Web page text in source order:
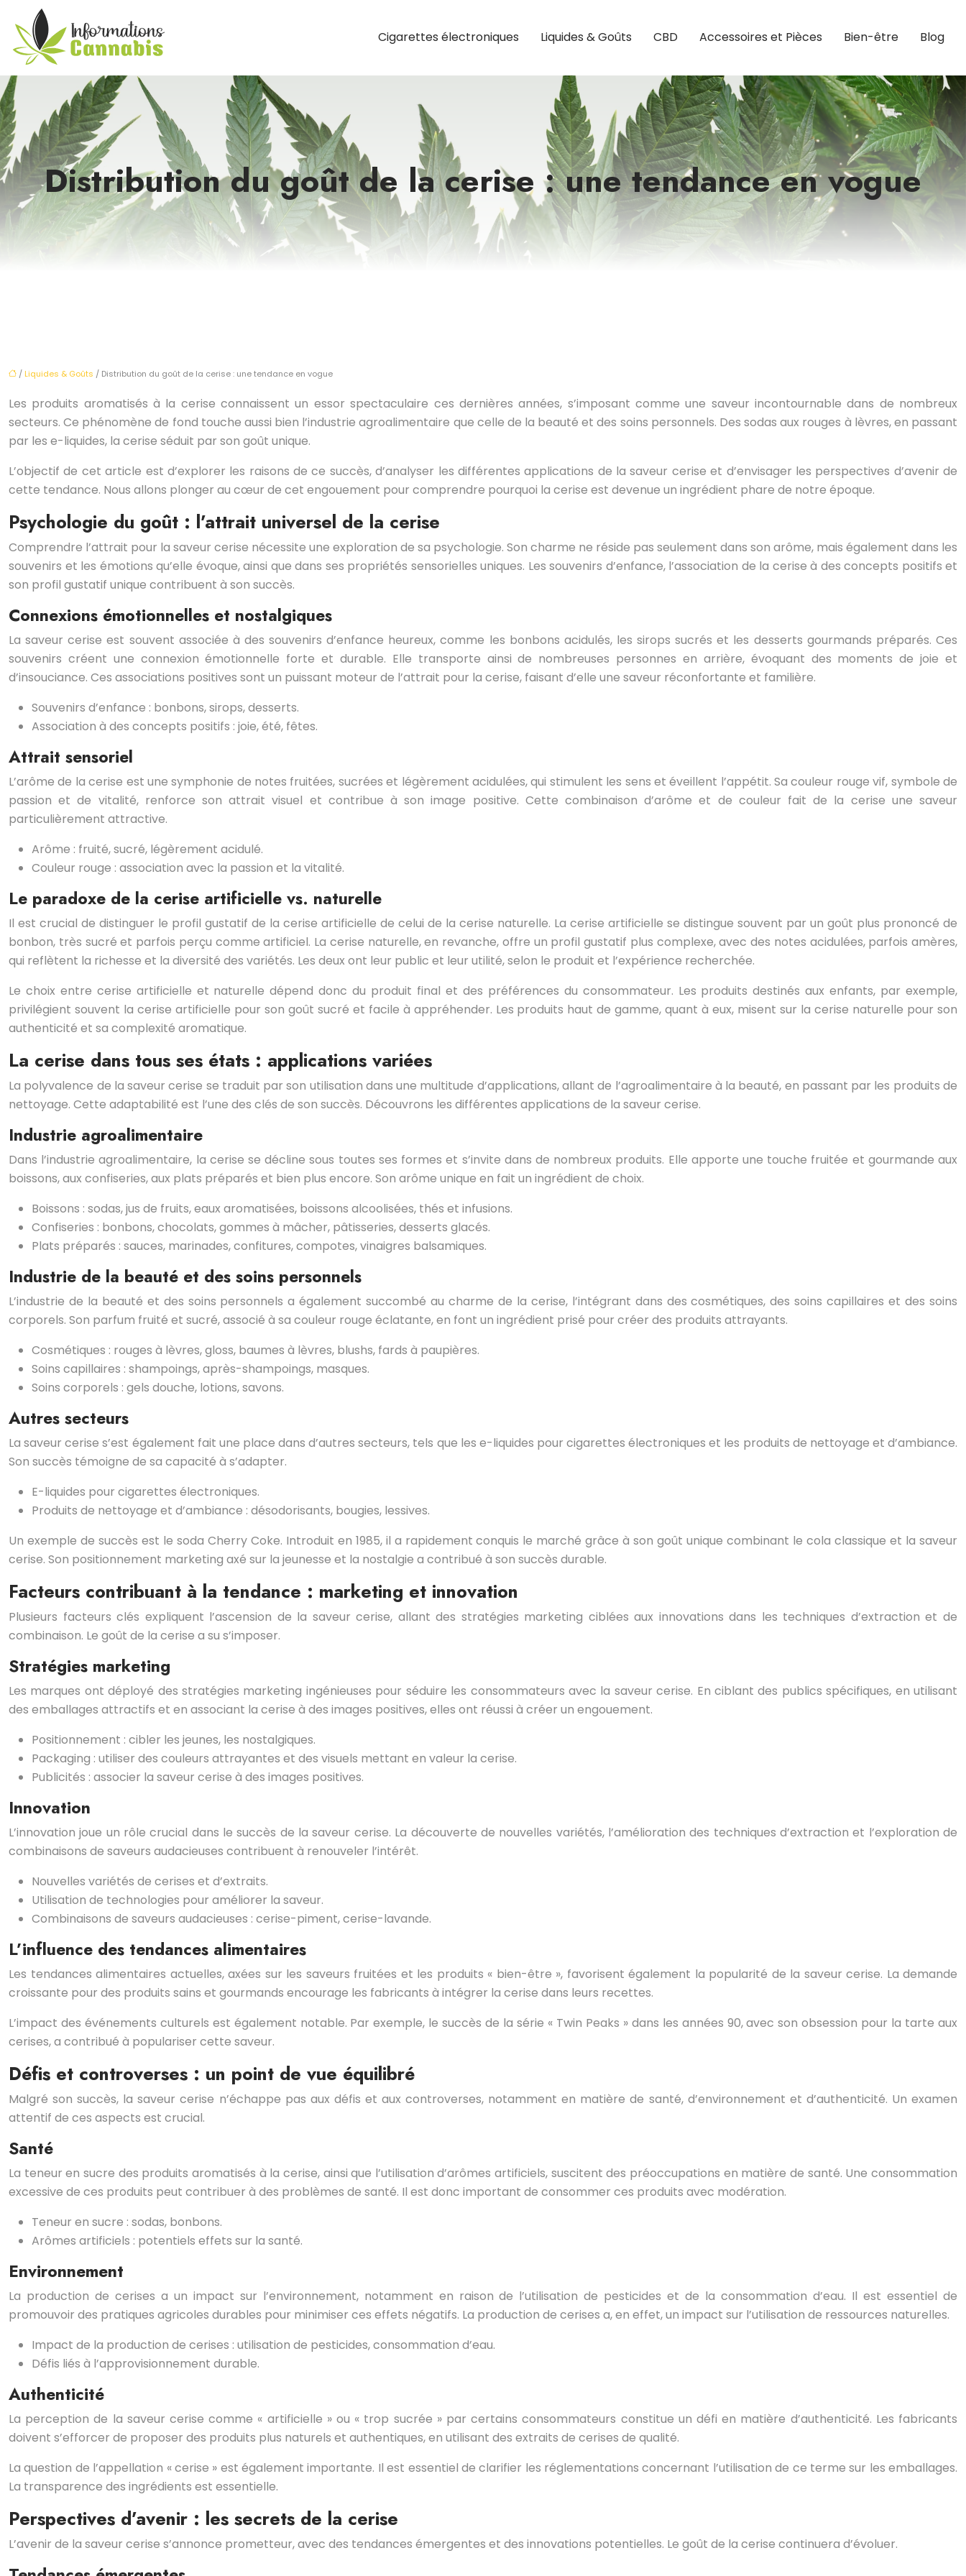
Cigarettes électroniques Liquides & Goûts CBD Accessoires et Pièces Bien-être Blog
Distribution du goût de la cerise : une tendance en vogue
/ Liquides & Goûts / Distribution du goût de la cerise : une tendance en vogue
Les produits aromatisés à la cerise connaissent un essor spectaculaire ces dernières années, s’imposant comme une saveur incontournable dans de nombreux
secteurs. Ce phénomène de fond touche aussi bien l’industrie agroalimentaire que celle de la beauté et des soins personnels. Des sodas aux rouges à lèvres, en passant
par les e-liquides, la cerise séduit par son goût unique.
L’objectif de cet article est d’explorer les raisons de ce succès, d’analyser les différentes applications de la saveur cerise et d’envisager les perspectives d’avenir de
cette tendance. Nous allons plonger au cœur de cet engouement pour comprendre pourquoi la cerise est devenue un ingrédient phare de notre époque.
Psychologie du goût : l’attrait universel de la cerise
Comprendre l’attrait pour la saveur cerise nécessite une exploration de sa psychologie. Son charme ne réside pas seulement dans son arôme, mais également dans les
souvenirs et les émotions qu’elle évoque, ainsi que dans ses propriétés sensorielles uniques. Les souvenirs d’enfance, l’association de la cerise à des concepts positifs et
son profil gustatif unique contribuent à son succès.
Connexions émotionnelles et nostalgiques
La saveur cerise est souvent associée à des souvenirs d’enfance heureux, comme les bonbons acidulés, les sirops sucrés et les desserts gourmands préparés. Ces
souvenirs créent une connexion émotionnelle forte et durable. Elle transporte ainsi de nombreuses personnes en arrière, évoquant des moments de joie et
d’insouciance. Ces associations positives sont un puissant moteur de l’attrait pour la cerise, faisant d’elle une saveur réconfortante et familière.
Souvenirs d’enfance : bonbons, sirops, desserts.
Association à des concepts positifs : joie, été, fêtes.
Attrait sensoriel
L’arôme de la cerise est une symphonie de notes fruitées, sucrées et légèrement acidulées, qui stimulent les sens et éveillent l’appétit. Sa couleur rouge vif, symbole de
passion et de vitalité, renforce son attrait visuel et contribue à son image positive. Cette combinaison d’arôme et de couleur fait de la cerise une saveur
particulièrement attractive.
Arôme : fruité, sucré, légèrement acidulé.
Couleur rouge : association avec la passion et la vitalité.
Le paradoxe de la cerise artificielle vs. naturelle
Il est crucial de distinguer le profil gustatif de la cerise artificielle de celui de la cerise naturelle. La cerise artificielle se distingue souvent par un goût plus prononcé de
bonbon, très sucré et parfois perçu comme artificiel. La cerise naturelle, en revanche, offre un profil gustatif plus complexe, avec des notes acidulées, parfois amères,
qui reflètent la richesse et la diversité des variétés. Les deux ont leur public et leur utilité, selon le produit et l’expérience recherchée.
Le choix entre cerise artificielle et naturelle dépend donc du produit final et des préférences du consommateur. Les produits destinés aux enfants, par exemple,
privilégient souvent la cerise artificielle pour son goût sucré et facile à appréhender. Les produits haut de gamme, quant à eux, misent sur la cerise naturelle pour son
authenticité et sa complexité aromatique.
La cerise dans tous ses états : applications variées
La polyvalence de la saveur cerise se traduit par son utilisation dans une multitude d’applications, allant de l’agroalimentaire à la beauté, en passant par les produits de
nettoyage. Cette adaptabilité est l’une des clés de son succès. Découvrons les différentes applications de la saveur cerise.
Industrie agroalimentaire
Dans l’industrie agroalimentaire, la cerise se décline sous toutes ses formes et s’invite dans de nombreux produits. Elle apporte une touche fruitée et gourmande aux
boissons, aux confiseries, aux plats préparés et bien plus encore. Son arôme unique en fait un ingrédient de choix.
Boissons : sodas, jus de fruits, eaux aromatisées, boissons alcoolisées, thés et infusions.
Confiseries : bonbons, chocolats, gommes à mâcher, pâtisseries, desserts glacés.
Plats préparés : sauces, marinades, confitures, compotes, vinaigres balsamiques.
Industrie de la beauté et des soins personnels
L’industrie de la beauté et des soins personnels a également succombé au charme de la cerise, l’intégrant dans des cosmétiques, des soins capillaires et des soins
corporels. Son parfum fruité et sucré, associé à sa couleur rouge éclatante, en font un ingrédient prisé pour créer des produits attrayants.
Cosmétiques : rouges à lèvres, gloss, baumes à lèvres, blushs, fards à paupières.
Soins capillaires : shampoings, après-shampoings, masques.
Soins corporels : gels douche, lotions, savons.
Autres secteurs
La saveur cerise s’est également fait une place dans d’autres secteurs, tels que les e-liquides pour cigarettes électroniques et les produits de nettoyage et d’ambiance.
Son succès témoigne de sa capacité à s’adapter.
E-liquides pour cigarettes électroniques.
Produits de nettoyage et d’ambiance : désodorisants, bougies, lessives.
Un exemple de succès est le soda Cherry Coke. Introduit en 1985, il a rapidement conquis le marché grâce à son goût unique combinant le cola classique et la saveur
cerise. Son positionnement marketing axé sur la jeunesse et la nostalgie a contribué à son succès durable.
Facteurs contribuant à la tendance : marketing et innovation
Plusieurs facteurs clés expliquent l’ascension de la saveur cerise, allant des stratégies marketing ciblées aux innovations dans les techniques d’extraction et de
combinaison. Le goût de la cerise a su s’imposer.
Stratégies marketing
Les marques ont déployé des stratégies marketing ingénieuses pour séduire les consommateurs avec la saveur cerise. En ciblant des publics spécifiques, en utilisant
des emballages attractifs et en associant la cerise à des images positives, elles ont réussi à créer un engouement.
Positionnement : cibler les jeunes, les nostalgiques.
Packaging : utiliser des couleurs attrayantes et des visuels mettant en valeur la cerise.
Publicités : associer la saveur cerise à des images positives.
Innovation
L’innovation joue un rôle crucial dans le succès de la saveur cerise. La découverte de nouvelles variétés, l’amélioration des techniques d’extraction et l’exploration de
combinaisons de saveurs audacieuses contribuent à renouveler l’intérêt.
Nouvelles variétés de cerises et d’extraits.
Utilisation de technologies pour améliorer la saveur.
Combinaisons de saveurs audacieuses : cerise-piment, cerise-lavande.
L’influence des tendances alimentaires
Les tendances alimentaires actuelles, axées sur les saveurs fruitées et les produits « bien-être », favorisent également la popularité de la saveur cerise. La demande
croissante pour des produits sains et gourmands encourage les fabricants à intégrer la cerise dans leurs recettes.
L’impact des événements culturels est également notable. Par exemple, le succès de la série « Twin Peaks » dans les années 90, avec son obsession pour la tarte aux
cerises, a contribué à populariser cette saveur.
Défis et controverses : un point de vue équilibré
Malgré son succès, la saveur cerise n’échappe pas aux défis et aux controverses, notamment en matière de santé, d’environnement et d’authenticité. Un examen
attentif de ces aspects est crucial.
Santé
La teneur en sucre des produits aromatisés à la cerise, ainsi que l’utilisation d’arômes artificiels, suscitent des préoccupations en matière de santé. Une consommation
excessive de ces produits peut contribuer à des problèmes de santé. Il est donc important de consommer ces produits avec modération.
Teneur en sucre : sodas, bonbons.
Arômes artificiels : potentiels effets sur la santé.
Environnement
La production de cerises a un impact sur l’environnement, notamment en raison de l’utilisation de pesticides et de la consommation d’eau. Il est essentiel de
promouvoir des pratiques agricoles durables pour minimiser ces effets négatifs. La production de cerises a, en effet, un impact sur l’utilisation de ressources naturelles.
Impact de la production de cerises : utilisation de pesticides, consommation d’eau.
Défis liés à l’approvisionnement durable.
Authenticité
La perception de la saveur cerise comme « artificielle » ou « trop sucrée » par certains consommateurs constitue un défi en matière d’authenticité. Les fabricants
doivent s’efforcer de proposer des produits plus naturels et authentiques, en utilisant des extraits de cerises de qualité.
La question de l’appellation « cerise » est également importante. Il est essentiel de clarifier les réglementations concernant l’utilisation de ce terme sur les emballages.
La transparence des ingrédients est essentielle.
Perspectives d’avenir : les secrets de la cerise
L’avenir de la saveur cerise s’annonce prometteur, avec des tendances émergentes et des innovations potentielles. Le goût de la cerise continuera d’évoluer.